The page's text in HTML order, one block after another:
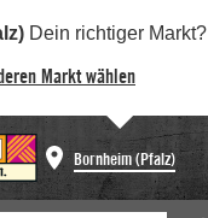
Dein richtiger Markt?
Markt wählen
Bornheim (Pfalz)